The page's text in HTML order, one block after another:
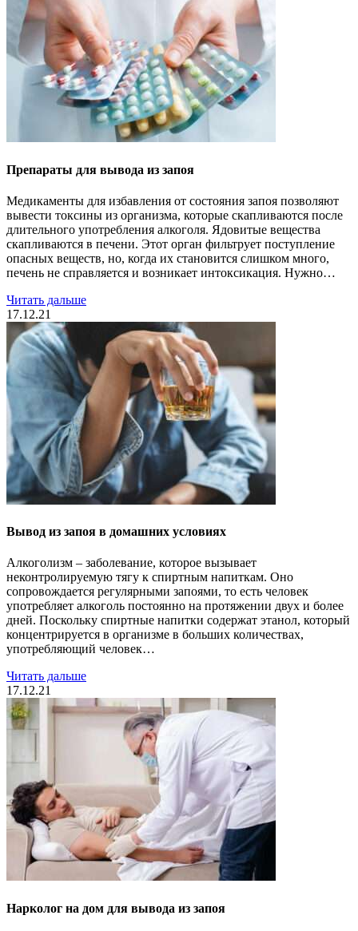
Препараты для вывода из запоя
Медикаменты для избавления от состояния запоя позволяют
вывести токсины из организма, которые скапливаются после
длительного употребления алкоголя. Ядовитые вещества
скапливаются в печени. Этот орган фильтрует поступление
опасных веществ, но, когда их становится слишком много,
печень не справляется и возникает интоксикация. Нужно…
Читать дальше
17.12.21
Вывод из запоя в домашних условиях
Алкоголизм – заболевание, которое вызывает
неконтролируемую тягу к спиртным напиткам. Оно
сопровождается регулярными запоями, то есть человек
употребляет алкоголь постоянно на протяжении двух и более
дней. Поскольку спиртные напитки содержат этанол, который
концентрируется в организме в больших количествах,
употребляющий человек…
Читать дальше
17.12.21
Нарколог на дом для вывода из запоя